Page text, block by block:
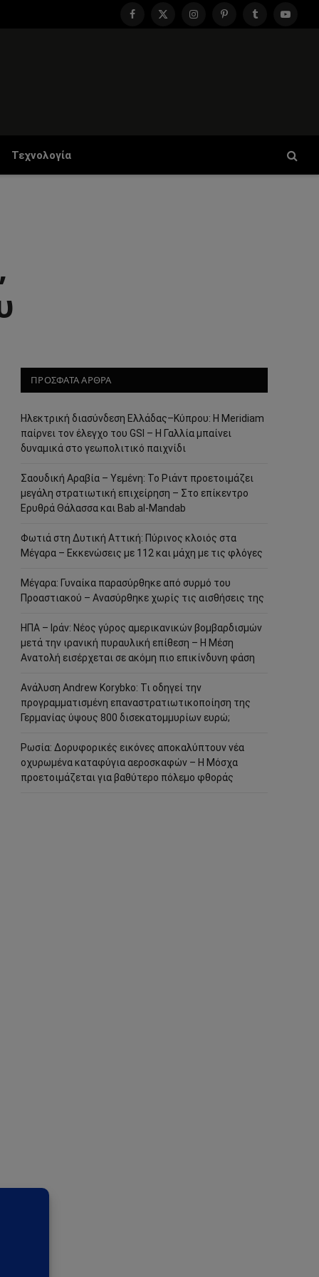
Facebook
X
InstagramPinterestTumblr
Τεχνολογία
ΠΡΟΣΦΑΤΑ ΑΡΘΡΑ
Ηλεκτρική διασύνδεση Ελλάδας–Κύπρου: Η Meridiam
παίρνει τον έλεγχο του GSI – Η Γαλλία μπαίνει
δυναμικά στο γεωπολιτικό παιχνίδι
Σαουδική Αραβία – Υεμένη: Το Ριάντ προετοιμάζει
μεγάλη στρατιωτική επιχείρηση – Στο επίκεντρο
Ερυθρά Θάλασσα και Bab al-Mandab
Φωτιά στη Δυτική Αττική: Πύρινος κλοιός στα
Μέγαρα – Εκκενώσεις με 112 και μάχη με τις φλόγες
Μέγαρα: Γυναίκα παρασύρθηκε από συρμό του
Προαστιακού – Ανασύρθηκε χωρίς τις αισθήσεις της
ΗΠΑ – Ιράν: Νέος γύρος αμερικανικών βομβαρδισμών
μετά την ιρανική πυραυλική επίθεση – Η Μέση
Ανατολή εισέρχεται σε ακόμη πιο επικίνδυνη φάση
Ανάλυση Andrew Korybko: Τι οδηγεί την
προγραμματισμένη επαναστρατιωτικοποίηση της
Γερμανίας ύψους 800 δισεκατομμυρίων ευρώ;
Ρωσία: Δορυφορικές εικόνες αποκαλύπτουν νέα
οχυρωμένα καταφύγια αεροσκαφών – Η Μόσχα
προετοιμάζεται για βαθύτερο πόλεμο φθοράς